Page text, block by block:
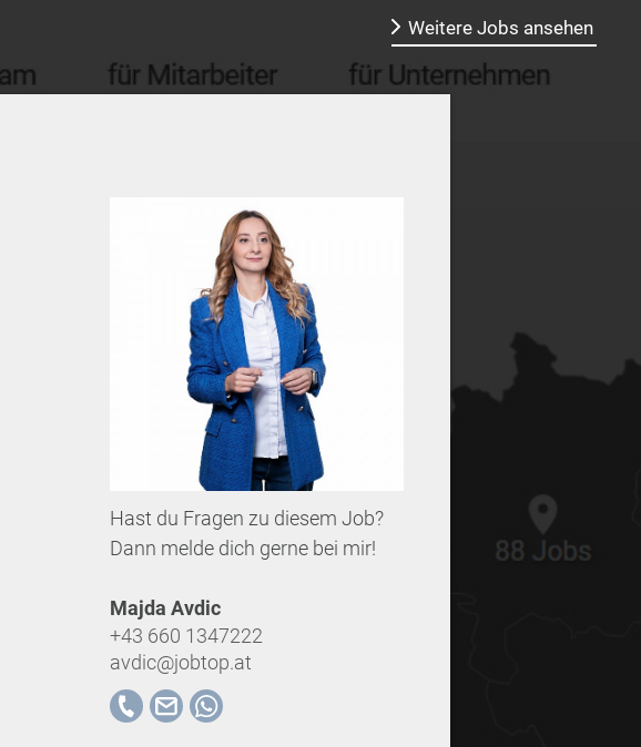
Weitere Jobs ansehen
Hast du Fragen zu diesem Job?
Dann melde dich gerne bei mir!
Majda Avdic
+43 660 1347222
avdic@jobtop.at